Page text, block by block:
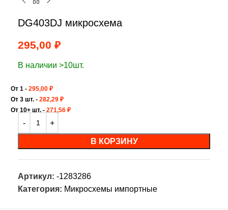
DG403DJ микросхема
295,00 ₽
В наличии >10шт.
От 1 - 295,00 ₽
От 3 шт. - 282,29 ₽
От 10+ шт. - 271,56 ₽
В КОРЗИНУ
Артикул: -1283286
Категория: Микросхемы импортные